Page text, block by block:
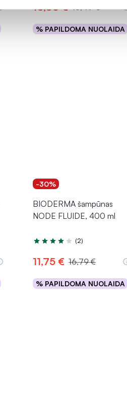
10,06 € 15,49 €
% PAPILDOMA NUOLAIDA
Į krepšelį
-30%
BIODERMA šampūnas
NODE FLUIDE, 400 ml
Įvertinimas 4.0 iš 5
(2)
11,75 € 16,79 €
% PAPILDOMA NUOLAIDA
Į krepšelį